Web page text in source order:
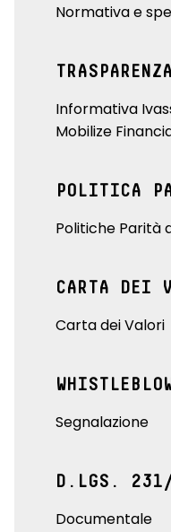
Normativa e
Informativa
Mobilize
POLITICA
Politiche Parità
CARTA DEI
Carta dei Valori
Segnalazione
D.LGS.
Documentale